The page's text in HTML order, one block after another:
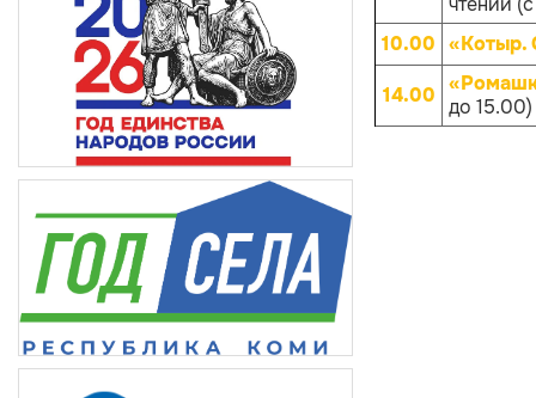
10.00 «Котыр.
14.00 до 15.00)